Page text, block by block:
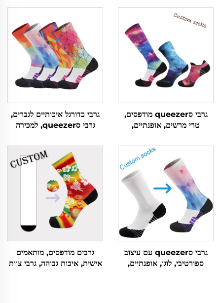
גרבי סqueezer מודפסים,
טרי מרשים, אופנתיים,
גרבי כדורגל איכותיים לגברים,
גרבי סqueezer, למכירה
גרבי סqueezer עם עיצוב
ספורטיבי, לוגו, אופנתיים,
גרבים מודפסים, מותאמים
אישית, איכות גבוהה, גרבי צוות